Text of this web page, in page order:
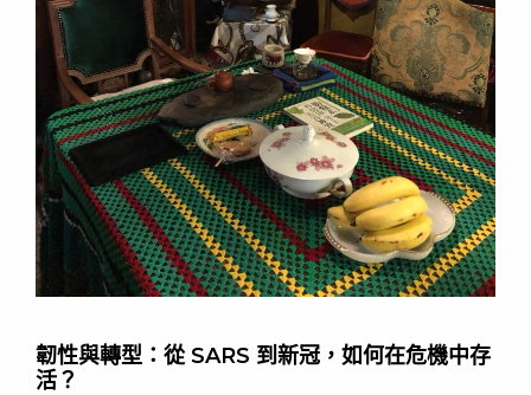
韌性與轉型：從 SARS 到新冠，如何在危機中存
活？